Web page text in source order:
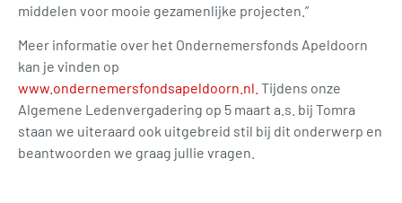
middelen voor mooie gezamenlijke projecten.”
Meer informatie over het Ondernemersfonds Apeldoorn
kan je vinden op
www.ondernemersfondsapeldoorn.nl. Tijdens onze
Algemene Ledenvergadering op 5 maart a.s. bij Tomra
staan we uiteraard ook uitgebreid stil bij dit onderwerp en
beantwoorden we graag jullie vragen.